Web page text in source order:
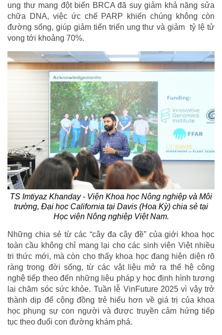
ung thư mang đột biến BRCA đã suy giảm khả năng sửa
chữa DNA, việc ức chế PARP khiến chúng không còn
đường sống, giúp giảm tiến triển ung thư và giảm tỷ lệ tử
vong tới khoảng 70%.
TS Imtiyaz Khanday - Viện Khoa học Nông nghiệp và Môi
trường, Đại học California tại Davis (Hoa Kỳ) chia sẻ tại
Học viện Nông nghiệp Việt Nam.
Những chia sẻ từ các “cây đa cây đề” của giới khoa học
toàn cầu không chỉ mang lại cho các sinh viên Việt nhiều
tri thức mới, mà còn cho thấy khoa học đang hiện diện rõ
ràng trong đời sống, từ các vật liệu mở ra thế hệ công
nghệ tiếp theo đến những liệu pháp y học định hình tương
lai chăm sóc sức khỏe. Tuần lễ VinFuture 2025 vì vậy trở
thành dịp để cộng đồng trẻ hiểu hơn về giá trị của khoa
học phụng sự con người và được truyền cảm hứng tiếp
tục theo đuổi con đường khám phá.